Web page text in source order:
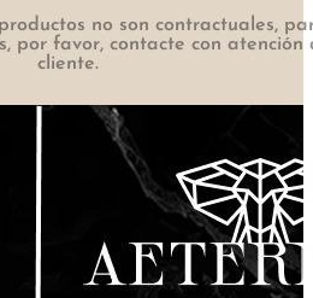
no son contractuales,
por favor, contacte con atención
cliente.